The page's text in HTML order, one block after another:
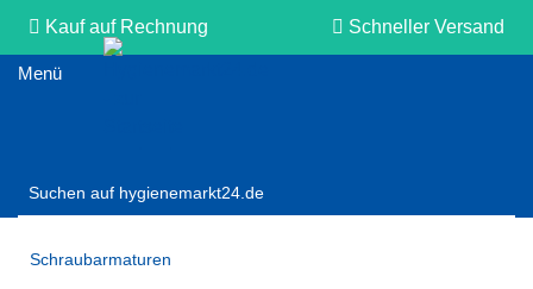
Kauf auf Rechnung Schneller Versand
Schraubarmaturen